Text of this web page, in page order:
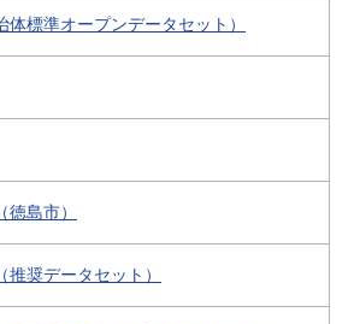
体標準オープンデータセット）
島市）
奨データセット）